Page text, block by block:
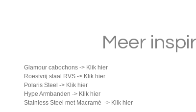
Meer
Glamour cabochons -> Klik hier
Roestvrij staal RVS -> Klik hier
Polaris Steel -> Klik hier
Hype Armbanden -> Klik hier
Stainless Steel met Macramé -> Klik hier